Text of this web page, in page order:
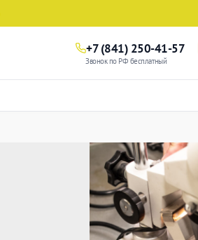
+7 (841) 250-41-57
Звонок по РФ бесплатный